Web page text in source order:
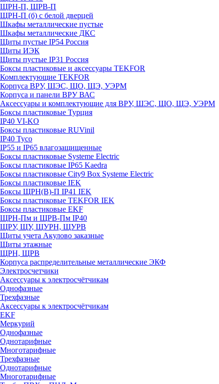
ЩРН-П, ЩРВ-П
ЩРН-П (б) с белой дверцей
Шкафы металлические пустые
Шкафы металлические ДКС
Щиты пустые IP54 Россия
Щиты ИЭК
Щиты пустые IP31 Россия
Боксы пластиковые и аксессуары TEKFOR
Комплектующие TEKFOR
Корпуса ВРУ, ШЭС, ЩО, ЩЭ, УЭРМ
Корпуса и панели ВРУ ВАС
Аксессуары и комплектующие для ВРУ, ШЭС, ЩО, ЩЭ, УЭРМ
Боксы пластиковые Турция
IP40 VI-KO
Боксы пластиковые RUVinil
IP40 Тусо
IP55 и IP65 влагозащищенные
Боксы пластиковые Systeme Electric
Боксы пластиковые IP65 Kaedra
Боксы пластиковые City9 Box Systeme Electric
Боксы пластиковые IEK
Боксы ЩРН(В)-П IP41 IEK
Боксы пластиковые TEKFOR IEK
Боксы пластиковые EKF
ЩРН-Пм и ЩРВ-Пм IP40
ЩРУ, ЩУ, ЩУРН, ЩУРВ
Щиты учета Акулово заказные
Щиты этажные
ЩРН, ЩРВ
Корпуса распределительные металлические ЭКФ
Электросчетчики
Аксессуары к электросчётчикам
Однофазные
Трехфазные
Аксессуары к электросчётчикам
EKF
Меркурий
Однофазные
Однотарифные
Многотарифные
Трехфазные
Однотарифные
Многотарифные